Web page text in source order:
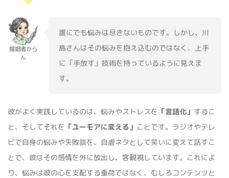
提唱者から
ん
誰にでも悩みは尽きないものです。しかし、川
島さんはその悩みを抱え込むのではなく、上手
に「手放す」技術を持っているように見えま
す。
彼がよく実践しているのは、悩みやストレスを 「言語化」 するこ
と、そしてそれを 「ユーモアに変える」 ことです。ラジオやテレ
ビで自身の悩みや失敗談を、自虐ネタとして笑いに変えて話すこ
とで、彼はその感情を外に放出し、客観視しています。これによ
り、悩みは彼の心を支配する重荷ではなく、むしろコンテンツと